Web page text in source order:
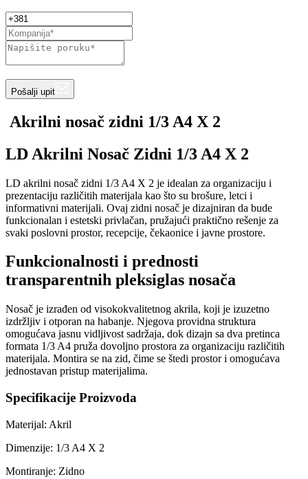
Pošalji upit
Akrilni nosač zidni 1/3 A4 X 2
LD Akrilni Nosač Zidni 1/3 A4 X 2
LD akrilni nosač zidni 1/3 A4 X 2 je idealan za organizaciju i
prezentaciju različitih materijala kao što su brošure, letci i
informativni materijali. Ovaj zidni nosač je dizajniran da bude
funkcionalan i estetski privlačan, pružajući praktično rešenje za
svaki poslovni prostor, recepcije, čekaonice i javne prostore.
Funkcionalnosti i prednosti
transparentnih pleksiglas nosača
Nosač je izrađen od visokokvalitetnog akrila, koji je izuzetno
izdržljiv i otporan na habanje. Njegova providna struktura
omogućava jasnu vidljivost sadržaja, dok dizajn sa dva pretinca
formata 1/3 A4 pruža dovoljno prostora za organizaciju različitih
materijala. Montira se na zid, čime se štedi prostor i omogućava
jednostavan pristup materijalima.
Specifikacije Proizvoda
Materijal: Akril
Dimenzije: 1/3 A4 X 2
Montiranje: Zidno